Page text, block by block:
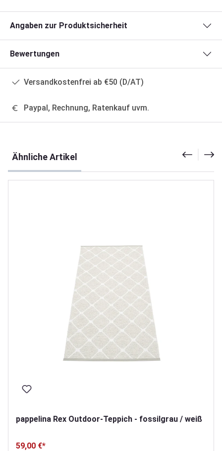
Angaben zur Produktsicherheit
Bewertungen
Versandkostenfrei ab €50 (D/AT)
Paypal, Rechnung, Ratenkauf uvm.
Ähnliche Artikel
pappelina Rex Outdoor-Teppich - fossilgrau / weiß
59,00 €*